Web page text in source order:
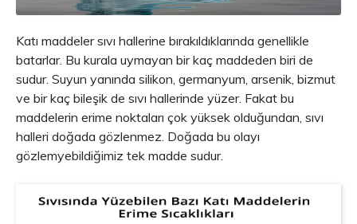
Katı maddeler sıvı hallerine bırakıldıklarında genellikle
batarlar. Bu kurala uymayan bir kaç maddeden biri de
sudur. Suyun yanında silikon, germanyum, arsenik, bizmut
ve bir kaç bileşik de sıvı hallerinde yüzer. Fakat bu
maddelerin erime noktaları çok yüksek olduğundan, sıvı
halleri doğada gözlenmez. Doğada bu olayı
gözlemyebildiğimiz tek madde sudur.